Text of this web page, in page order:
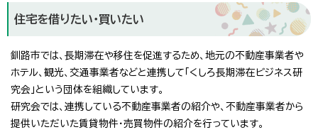
住宅を借りたい・買いたい
釧路市では、長期滞在や移住を促進するため、地元の不動産事業者や
ホテル、観光、交通事業者などと連携して「くしろ長期滞在ビジネス研
究会」という団体を組織しています。
研究会では、連携している不動産事業者の紹介や、不動産事業者から
提供いただいた賃貸物件・売買物件の紹介を行っています。